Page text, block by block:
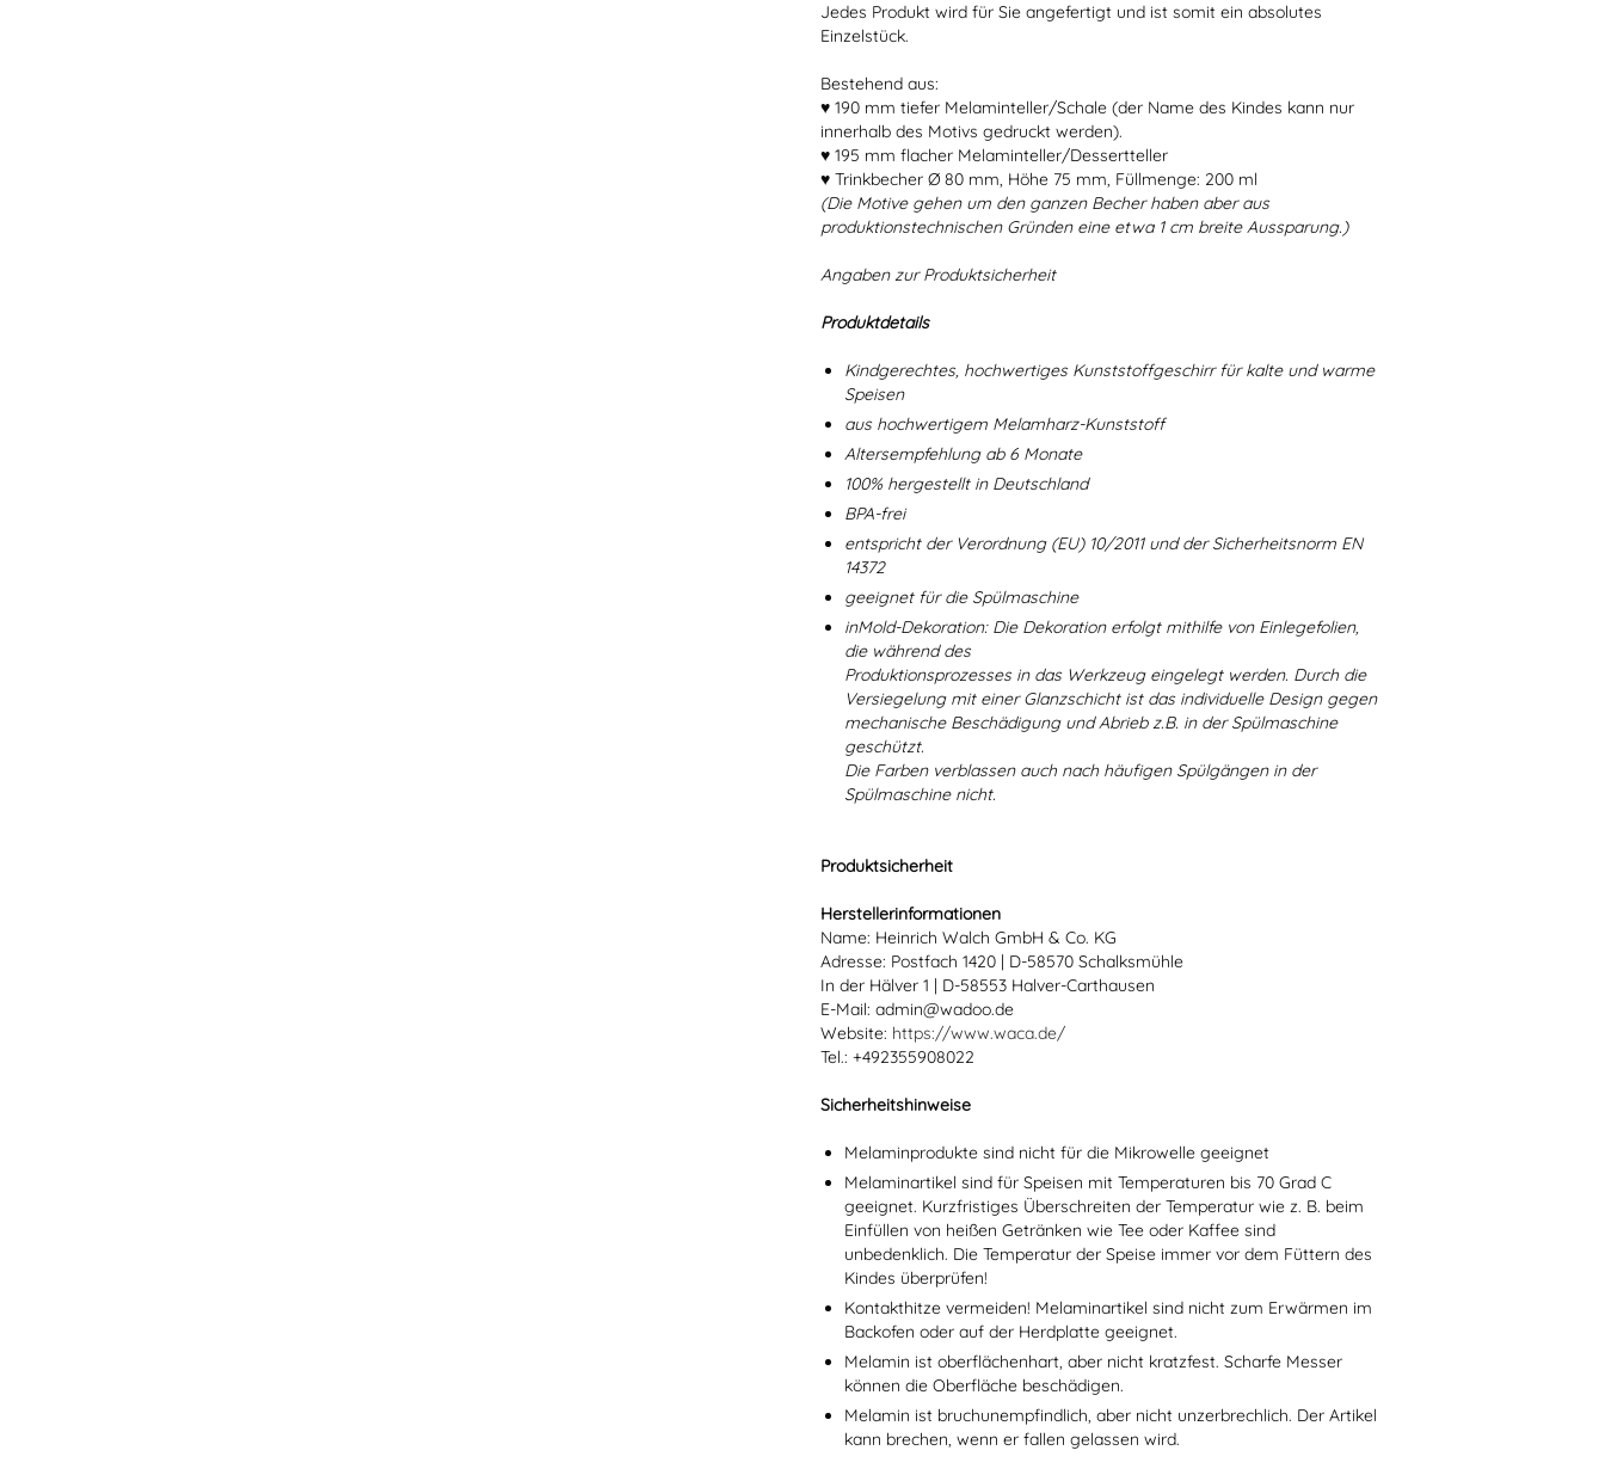
Jedes Produkt wird für Sie angefertigt und ist somit ein absolutes
Einzelstück.
Bestehend aus:
♥ 190 mm tiefer Melaminteller/Schale (der Name des Kindes kann nur
innerhalb des Motivs gedruckt werden).
♥ 195 mm flacher Melaminteller/Dessertteller
♥ Trinkbecher Ø 80 mm, Höhe 75 mm, Füllmenge: 200 ml
(Die Motive gehen um den ganzen Becher haben aber aus
produktionstechnischen Gründen eine etwa 1 cm breite Aussparung.)
Angaben zur Produktsicherheit
Produktdetails
Kindgerechtes, hochwertiges Kunststoffgeschirr für kalte und warme
Speisen
aus hochwertigem Melamharz-Kunststoff
Altersempfehlung ab 6 Monate
100% hergestellt in Deutschland
BPA-frei
entspricht der Verordnung (EU) 10/2011 und der Sicherheitsnorm EN
14372
geeignet für die Spülmaschine
inMold-Dekoration: Die Dekoration erfolgt mithilfe von Einlegefolien,
die während des
Produktionsprozesses in das Werkzeug eingelegt werden. Durch die
Versiegelung mit einer Glanzschicht ist das individuelle Design gegen
mechanische Beschädigung und Abrieb z.B. in der Spülmaschine
geschützt.
Die Farben verblassen auch nach häufigen Spülgängen in der
Spülmaschine nicht.
Produktsicherheit
Herstellerinformationen
Name: Heinrich Walch GmbH & Co. KG
Adresse: Postfach 1420 | D-58570 Schalksmühle
In der Hälver 1 | D-58553 Halver-Carthausen
E-Mail: admin@wadoo.de
Website: https://www.waca.de/
Tel.: +492355908022
Sicherheitshinweise
Melaminprodukte sind nicht für die Mikrowelle geeignet
Melaminartikel sind für Speisen mit Temperaturen bis 70 Grad C
geeignet. Kurzfristiges Überschreiten der Temperatur wie z. B. beim
Einfüllen von heißen Getränken wie Tee oder Kaffee sind
unbedenklich. Die Temperatur der Speise immer vor dem Füttern des
Kindes überprüfen!
Kontakthitze vermeiden! Melaminartikel sind nicht zum Erwärmen im
Backofen oder auf der Herdplatte geeignet.
Melamin ist oberflächenhart, aber nicht kratzfest. Scharfe Messer
können die Oberfläche beschädigen.
Melamin ist bruchunempfindlich, aber nicht unzerbrechlich. Der Artikel
kann brechen, wenn er fallen gelassen wird.